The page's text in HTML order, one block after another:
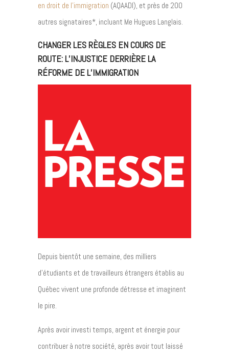
en droit de l’immigration (AQAADI), et près de 200
autres signataires*, incluant Me Hugues Langlais.
CHANGER LES RÈGLES EN COURS DE
ROUTE: L’INJUSTICE DERRIÈRE LA
RÉFORME DE L’IMMIGRATION
Depuis bientôt une semaine, des milliers
d’étudiants et de travailleurs étrangers établis au
Québec vivent une profonde détresse et imaginent
le pire.
Après avoir investi temps, argent et énergie pour
contribuer à notre société, après avoir tout laissé